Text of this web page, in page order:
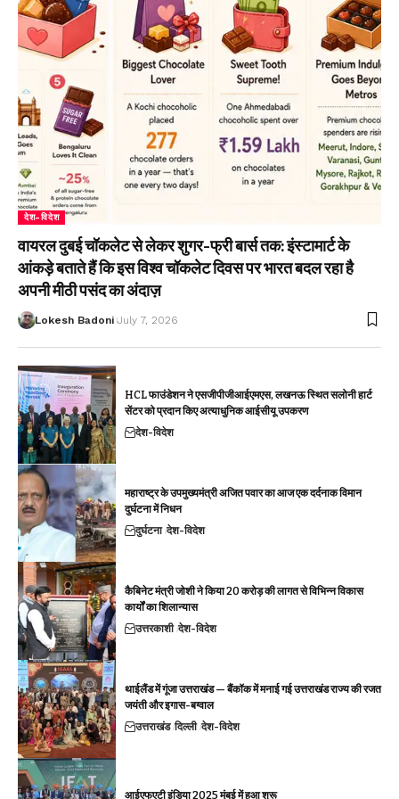
देश-विदेश
वायरल दुबई चॉकलेट से लेकर शुगर-फ्री बार्स तक: इंस्टामार्ट के
आंकड़े बताते हैं कि इस विश्व चॉकलेट दिवस पर भारत बदल रहा है
अपनी मीठी पसंद का अंदाज़
Lokesh Badoni July 7, 2026
HCL फाउंडेशन ने एसजीपीजीआईएमएस, लखनऊ स्थित सलोनी हार्ट
सेंटर को प्रदान किए अत्याधुनिक आईसीयू उपकरण
देश-विदेश
महाराष्ट्र के उपमुख्यमंत्री अजित पवार का आज एक दर्दनाक विमान
दुर्घटना में निधन
दुर्घटना देश-विदेश
कैबिनेट मंत्री जोशी ने किया 20 करोड़ की लागत से विभिन्न विकास
कार्यों का शिलान्यास
उत्तरकाशी देश-विदेश
थाईलैंड में गूंजा उत्तराखंड — बैंकॉक में मनाई गई उत्तराखंड राज्य की रजत
जयंती और इगास-बग्वाल
उत्तराखंड दिल्ली देश-विदेश
आईएफएटी इंडिया 2025 मुंबई में हुआ शुरू